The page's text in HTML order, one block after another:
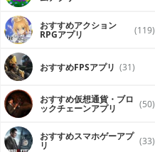
おすすめアクション
RPGアプリ (119)
おすすめFPSアプリ (31)
おすすめ仮想通貨・ブロ
ックチェーンアプリ (50)
おすすめスマホゲーアプ
リ (33)